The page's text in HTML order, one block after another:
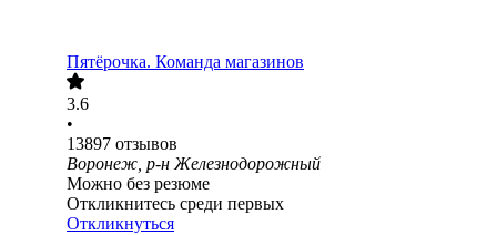
Пятёрочка. Команда магазинов
3.6
•
13897 отзывов
Воронеж, р-н Железнодорожный
Можно без резюме
Откликнитесь среди первых
Откликнуться